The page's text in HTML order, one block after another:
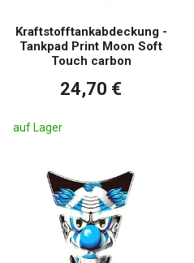
Kraftstofftankabdeckung -
Tankpad Print Moon Soft
Touch carbon
24,70 €
auf Lager